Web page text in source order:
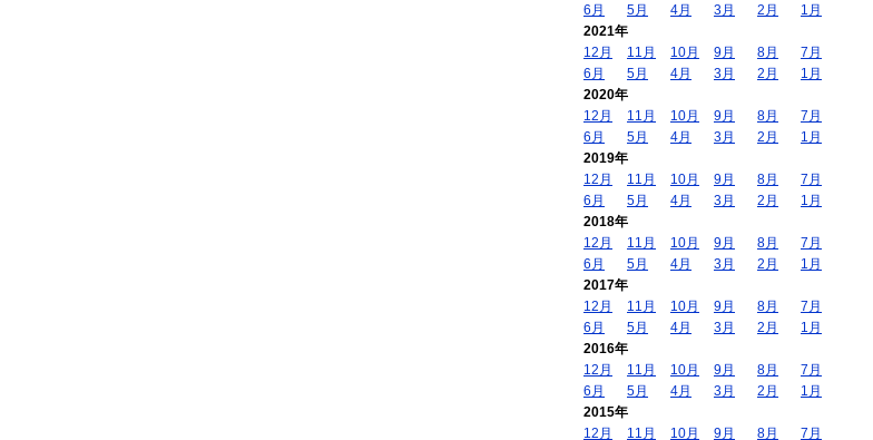
6月
5月 4月 3月 2月
1月
2021年
12月
11月 10月 9月 8月
7月
6月
5月 4月 3月 2月
1月
2020年
12月
11月 10月 9月 8月
7月
6月
5月 4月 3月 2月
1月
2019年
12月
11月 10月 9月 8月
7月
6月
5月 4月 3月 2月
1月
2018年
12月
11月 10月 9月 8月
7月
6月
5月 4月 3月 2月
1月
2017年
12月
11月 10月 9月 8月
7月
6月
5月 4月 3月 2月
1月
2016年
12月
11月 10月 9月 8月
7月
6月
5月 4月 3月 2月
1月
2015年
12月
11月 10月 9月 8月 7月